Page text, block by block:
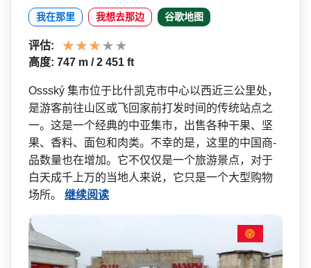
我在那里 我想去那边 谷歌地图
评估:
高度: 747 m / 2 451 ft
Ossský 集市位于比什凯克市中心以西­近三公里处，
是游客前往山区或飞回家前打发时间的传­统站点之
一。这是一个经典的中亚集市，出售各种干果­、坚
果、香料、面包和肉类。不幸的是，这里的中国商­
品数量也在增加。它不仅仅是一个旅游景点，对于
白天­成千上万的当地人来说，它只是一个大型购物
场所。 继续阅读